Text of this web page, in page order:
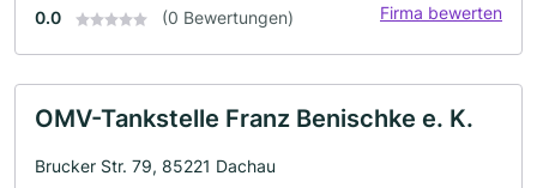
0.0 (0 Bewertungen) Firma bewerten
OMV-Tankstelle Franz Benischke e. K.
Brucker Str. 79, 85221 Dachau